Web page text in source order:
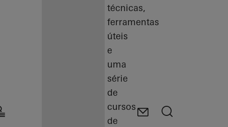
técnicas,
ferramentas
úteis
e
uma
série
de
cursos
de